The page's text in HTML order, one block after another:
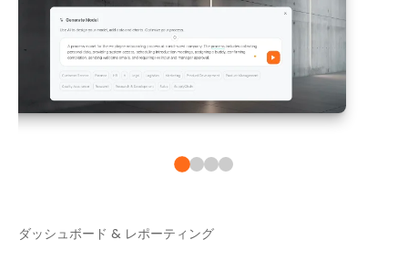
ダッシュボード & レポーティング